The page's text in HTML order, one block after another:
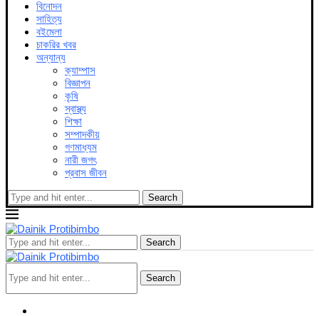
বিনোদন
সাহিত্য
বইমেলা
চাকরির খবর
অন্যান্য
ক্যাম্পাস
বিজ্ঞাপন
কৃষি
স্বাস্থ্য
শিক্ষা
সম্পাদকীয়
গণমাধ্যম
নারী জগৎ
প্রবাস জীবন
Search
Search
Search